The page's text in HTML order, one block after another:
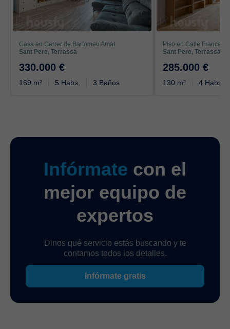
Casa en Carrer de Bartomeu Amat
Sant Pere, Terrassa
330.000 €
169 m² 5 Habs. 3 Baños
Piso en Calle
Sant Pere, Terrassa
285.000 €
130 m² 4 Habs.
Infórmate con el
mejor equipo de
expertos
Dinos qué servicio estás buscando y te
contamos todos los detalles.
Infórmate gratis